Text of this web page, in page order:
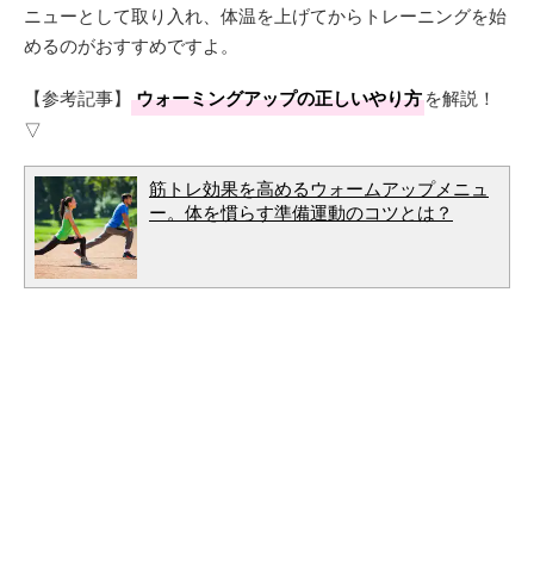
ニューとして取り入れ、体温を上げてからトレーニングを始
めるのがおすすめですよ。
【参考記事】 ウォーミングアップの正しいやり方を解説！
▽
筋トレ効果を高めるウォームアップメニュ
ー。体を慣らす準備運動のコツとは？